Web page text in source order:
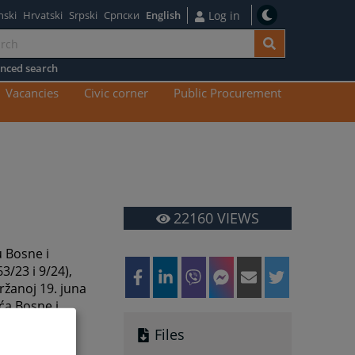
Hrvatski Srpski Српски English Log in
search
Vacancies Civic corner
Public Procurement
Bosne i
23 i 9/24),
19. juna
Bosne i
sudskog i
22160 VIEWS
Files